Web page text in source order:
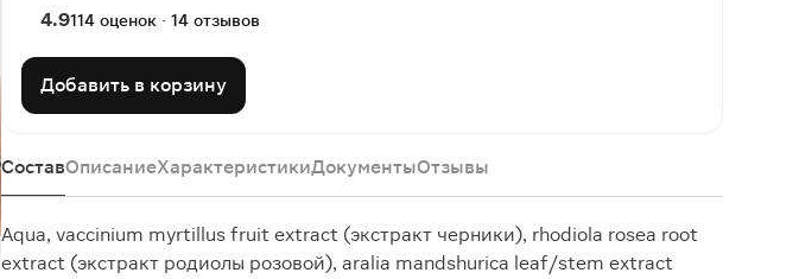
4.9114 оценок · 14 отзывов
Добавить в корзину
СоставОписаниеХарактеристикиДокументыОтзывы
Aqua, vaccinium myrtillus fruit extract (экстракт черники), rhodiola rosea root
extract (экстракт родиолы розовой), aralia mandshurica leaf/stem extract